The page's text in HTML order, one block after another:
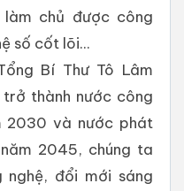
chủ được công
số cốt lõi...
Bí Thư Tô Lâm
thành nước công
2030 và nước phát
2045, chúng ta
đổi mới sáng